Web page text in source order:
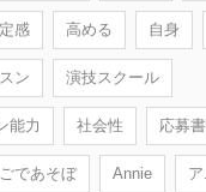
感 高める 自身
ン 演技スクール
能力 社会性 応募
であそぼ Annie